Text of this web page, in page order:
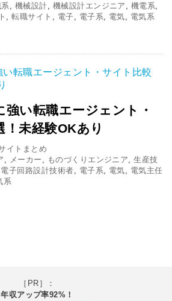
機械設計 機械設計エンジニア 機電系
,転職サイト 電子 電子系 電気 電気系
強い転職エージェント・
未経験OKあり
イトまとめ
メーカー ものづくりエンジニア ,生産技
電子回路設計技術者 電子系 電気
電気主任
系
［PR］：
年収アップ率92%！